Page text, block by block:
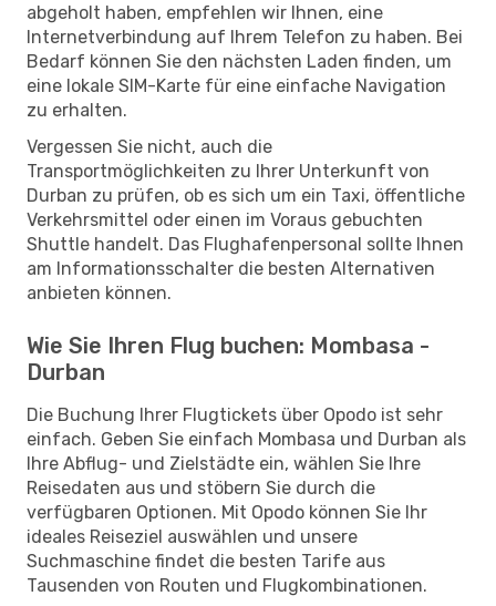
abgeholt haben, empfehlen wir Ihnen, eine
Internetverbindung auf Ihrem Telefon zu haben. Bei
Bedarf können Sie den nächsten Laden finden, um
eine lokale SIM-Karte für eine einfache Navigation
zu erhalten.
Vergessen Sie nicht, auch die
Transportmöglichkeiten zu Ihrer Unterkunft von
Durban zu prüfen, ob es sich um ein Taxi, öffentliche
Verkehrsmittel oder einen im Voraus gebuchten
Shuttle handelt. Das Flughafenpersonal sollte Ihnen
am Informationsschalter die besten Alternativen
anbieten können.
Wie Sie Ihren Flug buchen: Mombasa -
Durban
Die Buchung Ihrer Flugtickets über Opodo ist sehr
einfach. Geben Sie einfach Mombasa und Durban als
Ihre Abflug- und Zielstädte ein, wählen Sie Ihre
Reisedaten aus und stöbern Sie durch die
verfügbaren Optionen. Mit Opodo können Sie Ihr
ideales Reiseziel auswählen und unsere
Suchmaschine findet die besten Tarife aus
Tausenden von Routen und Flugkombinationen.